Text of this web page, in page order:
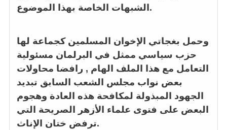
الشبهات الخاصة بهذا الموضوع.
وحمل بغجاتي الإخوان المسلمين كجماعة لها
حزب سياسي ممثل في البرلمان مسئولية
التعامل مع هذا الملف الهام , رافضا محاولات
بعض نواب مجلس الشعب السابق تبديد
الجهود المبذولة لمكافحة هذه العادة وهجوم
البعض على فتوى علماء الأزهر الصريحة التي
ترفض ختان الإناث.